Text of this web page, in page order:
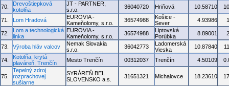
70.
Drevoštiepková
kotolňa
JT - PARTNER,
s.r.o.
36040720 Hriňová 10.58710
71. Lom Hradová
EUROVIA -
Kameňolomy, s.r.o.
36574988
Košice -
Sever
4.93986
72.
Lom a technologická
linka
EUROVIA -
Kameňolomy, s.r.o.
36574988
Liptovská
Porúbka
8.89001
73. Výroba hláv valcov
Nemak Slovakia
s.r.o.
36042773
Ladomerská
Vieska
10.87840
74.
Kotolňa, krytá
plaváreň, Trenčín
Mesto Trenčín 00312037 Trenčín 4.50109
75.
Tepelný zdroj
rozprachovej
sušiarne
SYRÁREŇ BEL
SLOVENSKO a.s.
31651321 Michalovce 18.23610